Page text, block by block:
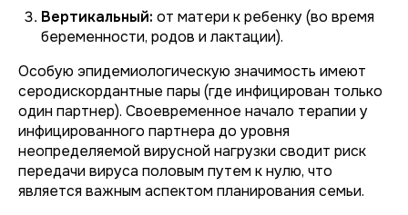
Вертикальный: от матери к ребенку (во время
беременности, родов и лактации).
Особую эпидемиологическую значимость имеют
серодискордантные пары (где инфицирован только
один партнер). Своевременное начало терапии у
инфицированного партнера до уровня
неопределяемой вирусной нагрузки сводит риск
передачи вируса половым путем к нулю, что
является важным аспектом планирования семьи.